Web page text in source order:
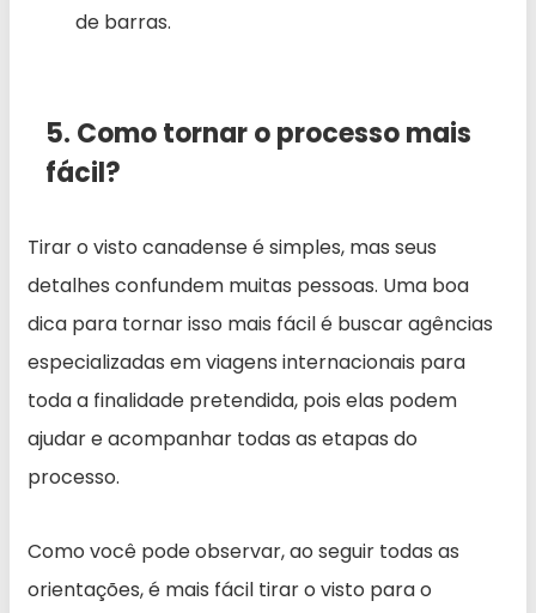
de barras.
5. Como tornar o processo mais
fácil?
Tirar o visto canadense é simples, mas seus
detalhes confundem muitas pessoas. Uma boa
dica para tornar isso mais fácil é buscar agências
especializadas em viagens internacionais para
toda a finalidade pretendida, pois elas podem
ajudar e acompanhar todas as etapas do
processo.
Como você pode observar, ao seguir todas as
orientações, é mais fácil tirar o visto para o